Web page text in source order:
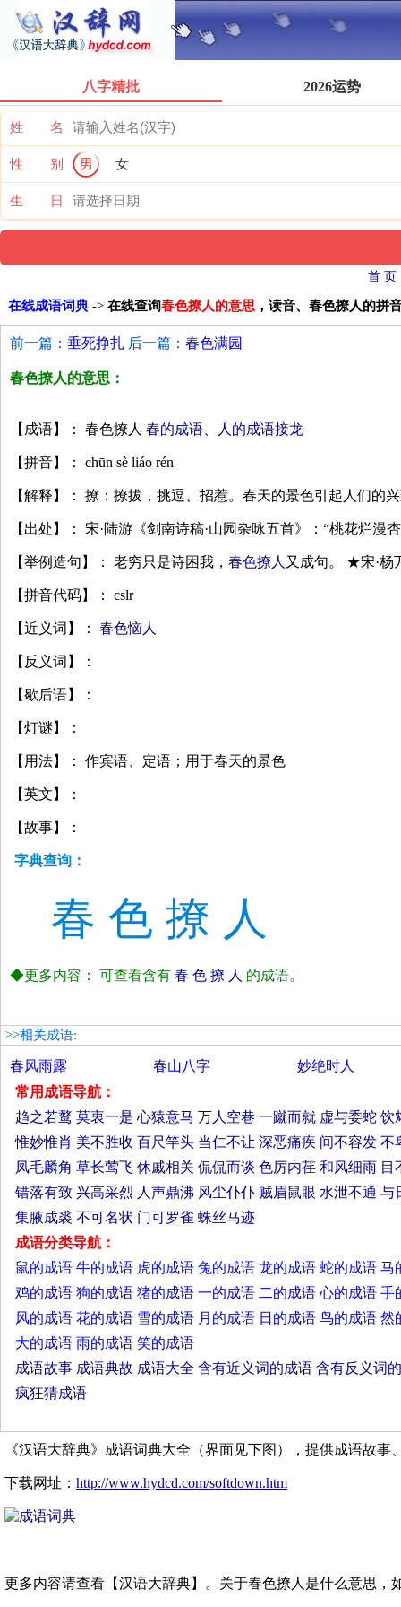
八字精批 2026运势
姓 名
性 别 男 女
生 日
首 页
在线成语词典 -> 在线查询春色撩人的意思 ，读音、春色撩人的拼
前一篇： 垂死挣扎 后一篇： 春色满园
春色撩人的意思：
【成语】： 春色撩人 春的成语 人的成语接龙
【拼音】： chūn sè liáo rén
【解释】： 撩：撩拔，挑逗、招惹。春天的景色引起人们的
【出处】： 宋·陆游《剑南诗稿·山园杂咏五首》：“桃花烂漫
【举例造句】： 老穷只是诗困我， 春色撩人 又成句。 ★宋·杨
【拼音代码】： cslr
【近义词】： 春色恼人
【反义词】：
【歇后语】：
【灯谜】：
【用法】： 作宾语、定语；用于春天的景色
【英文】：
【故事】：
字典查询：
春 色 撩 人
◆更多内容： 可查看含有 春 色 撩 人 的成语。
>>相关成语:
春风雨露 春山八字
妙绝时人
常用成语导航：
趋之若鹜 莫衷一是 心猿意马 万人空巷 一蹴而就 虚与委蛇 饮
惟妙惟肖 美不胜收 百尺竿头 当仁不让 深恶痛疾 间不容发 不
凤毛麟角 草长莺飞 休戚相关 侃侃而谈 色厉内荏 和风细雨 目
错落有致 兴高采烈 人声鼎沸 风尘仆仆 贼眉鼠眼 水泄不通 与
集腋成裘 不可名状 门可罗雀 蛛丝马迹
成语分类导航：
鼠的成语 牛的成语 虎的成语 兔的成语 龙的成语 蛇的成语 马
鸡的成语 狗的成语 猪的成语 一的成语 二的成语 心的成语 手
风的成语 花的成语 雪的成语 月的成语 日的成语 鸟的成语 然
大的成语 雨的成语 笑的成语
成语故事 成语典故 成语大全 含有近义词的成语 含有反义词
疯狂猜成语
《汉语大辞典》成语词典大全（界面见下图），提供成语故事
下载网址： http://www.hydcd.com/softdown.htm
更多内容请查看【汉语大辞典】。关于春色撩人是什么意思，